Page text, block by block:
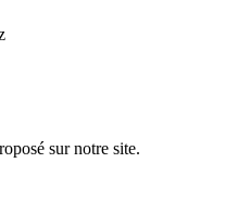
sur notre site.